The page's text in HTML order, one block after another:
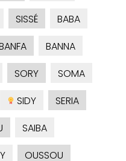
SISSÉ
BABA
BANNA
SORY
SOMA
SIDY
SERIA
SAIBA
OUSSOU